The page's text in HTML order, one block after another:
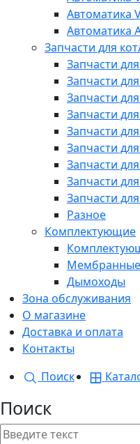
Автоматика
Автоматика
Запчасти для
Запчасти
Запчасти
Запчасти
Запчасти
Запчасти
Запчасти
Запчасти
Запчасти
Запчасти
Разное
Комплектующие
Дымоходы
Зона обслуживания
О магазине
Доставка и оплата
Контакты
Поиск
Поиск